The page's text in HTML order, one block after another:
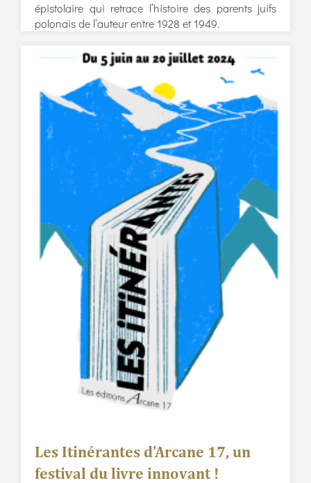
épistolaire qui retrace l’histoire des parents juifs
polonais de l’auteur entre 1928 et 1949.
Les Itinérantes d'Arcane 17, un
festival du livre innovant !